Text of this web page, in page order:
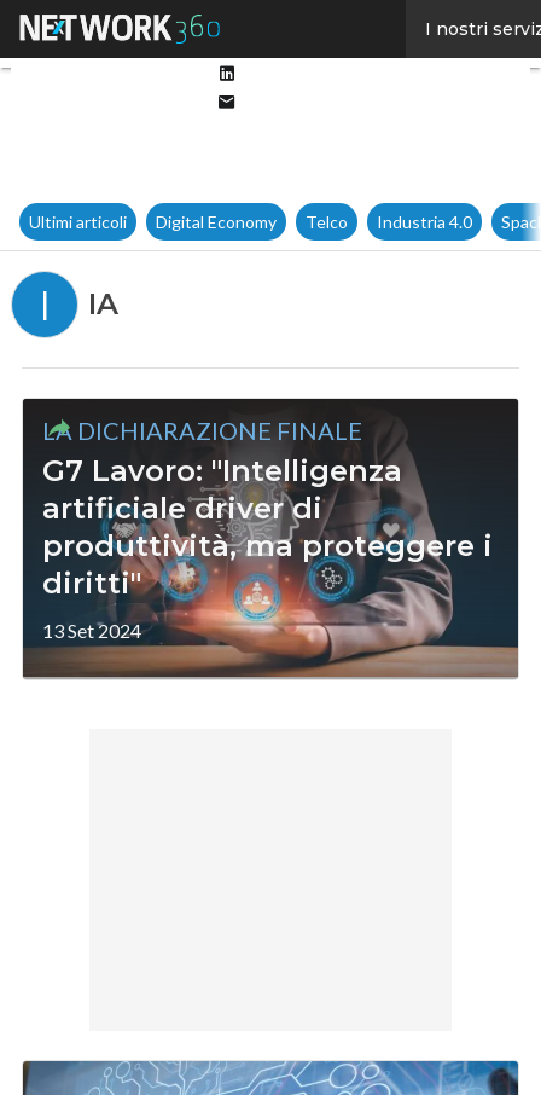
I nostri
Ultimi articoli Digital Economy Telco Industria 4.0
I IA
LA DICHIARAZIONE FINALE
G7 Lavoro: "Intelligenza
artificiale driver di
produttività, ma proteggere i
diritti"
13 Set 2024